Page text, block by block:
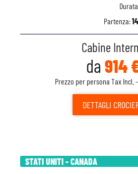
Partenza:
Cabine
da 914
Prezzo per persona Tax Incl.
DETTAGLI
STATI UNITI - CANADA